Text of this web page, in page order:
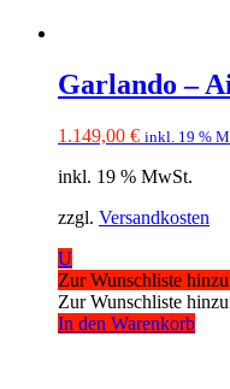
Garlando –
1.149,00 € inkl. 19 %
inkl. 19 % MwSt.
zzgl. Versandkosten
U
Zur Wunschliste
Zur Wunschliste
In den Warenkorb